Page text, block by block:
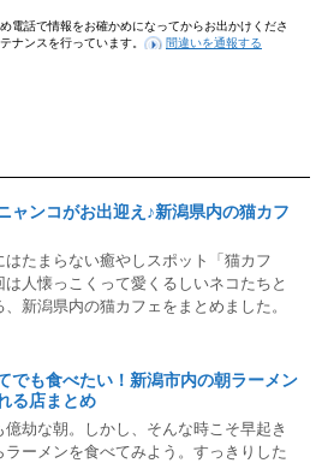
電話で情報をお確かめになってからお出かけくださ
ナンスを行っています。
間違いを通報する
ャンコがお出迎え♪新潟県内の猫カフ
はたまらない癒やしスポット「猫カフ
は人懐っこくって愛くるしいネコたちと
新潟県内の猫カフェをまとめました。
でも食べたい！新潟市内の朝ラーメン
る店まとめ
億劫な朝。しかし、そんな時こそ早起き
ラーメンを食べてみよう。すっきりした